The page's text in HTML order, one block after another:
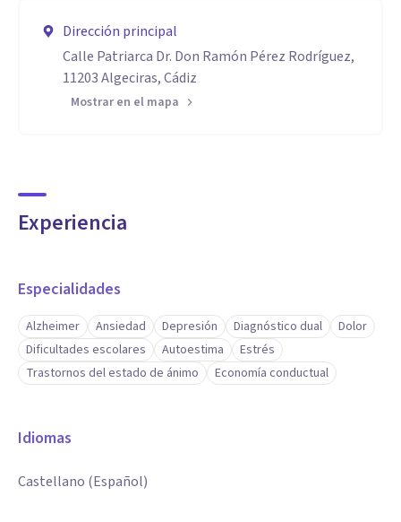
Dirección principal
Calle Patriarca Dr. Don Ramón Pérez Rodríguez,
11203 Algeciras, Cádiz
Mostrar en el mapa
Experiencia
Especialidades
Alzheimer Ansiedad Depresión Diagnóstico dual
Dolor
Dificultades escolares
Autoestima
Estrés
Trastornos del estado de ánimo
Economía conductual
Idiomas
Castellano (Español)